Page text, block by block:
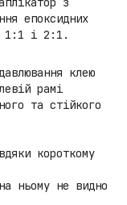
епоксидних
1:1 і 2:1.
клею
рамі
та стійкого
короткому
ньому не видно